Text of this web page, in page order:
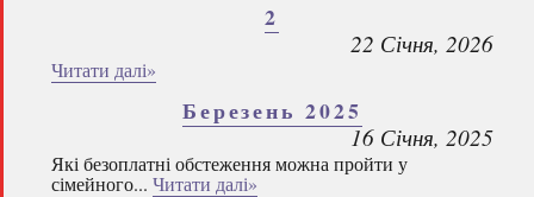
2
22 Січня, 2026
Читати далі»
Березень 2025
16 Січня, 2025
Які безоплатні обстеження можна пройти у
сімейного... Читати далі»